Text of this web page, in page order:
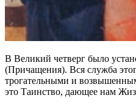
В Великий четверг было
(Причащения). Вся служба
трогательными и
это Таинство, дающее нам